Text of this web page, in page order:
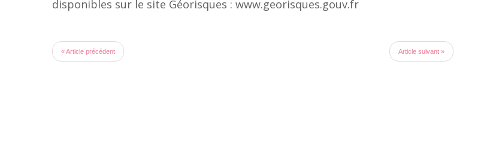
disponibles sur le site Géorisques : www.georisques.gouv.fr
« Article précédent Article suivant »